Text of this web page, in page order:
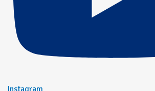
Instagram